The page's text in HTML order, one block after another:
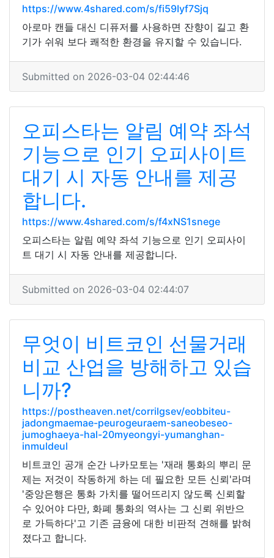
https://www.4shared.com/s/fi59Iyf7Sjq
아로마 캔들 대신 디퓨저를 사용하면 잔향이 길고 환
기가 쉬워 보다 쾌적한 환경을 유지할 수 있습니다.
Submitted on 2026-03-04 02:44:46
오피스타는 알림 예약 좌석
기능으로 인기 오피사이트
대기 시 자동 안내를 제공
합니다.
https://www.4shared.com/s/f4xNS1snege
오피스타는 알림 예약 좌석 기능으로 인기 오피사이
트 대기 시 자동 안내를 제공합니다.
Submitted on 2026-03-04 02:44:07
무엇이 비트코인 선물거래
비교 산업을 방해하고 있습
니까?
https://postheaven.net/corrilgsev/eobbiteu-
jadongmaemae-peurogeuraem-saneobeseo-
jumoghaeya-hal-20myeongyi-yumanghan-
inmuldeul
비트코인 공개 순간 나카모토는 '재래 통화의 뿌리 문
제는 저것이 작동하게 하는 데 필요한 모든 신뢰'라며
'중앙은행은 통화 가치를 떨어뜨리지 않도록 신뢰할
수 있어야 다만, 화폐 통화의 역사는 그 신뢰 위반으
로 가득하다'고 기존 금융에 대한 비판적 견해를 밝혀
졌다고 합니다.